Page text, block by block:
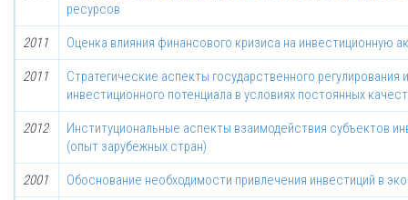
ресурсов
2011 Оценка влияния финансового кризиса на инвестиционную
2011
Стратегические аспекты государственного регулирования
инвестиционного потенциала в условиях постоянных
2012
Институциональные аспекты взаимодействия субъектов
(опыт зарубежных стран)
2001 Обоснование необходимости привлечения инвестиций в